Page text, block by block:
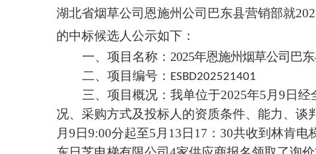
湖北省烟草公司恩施州公司巴东县营销部就
的中标候选人公示如下：
一、项目名称： 2025年恩施州烟草公司巴
二、项目编号： ESBD202521401
三、项目概况： 我单位于2025年5月 9 日经
况、采购方式及投标人的资质条件、能力、
月 9 日 9:00分起至5月 13 日 17：30共收到 林肯电